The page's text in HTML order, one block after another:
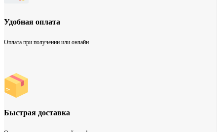
Удобная оплата
Оплата при получении или онлайн
Быстрая доставка